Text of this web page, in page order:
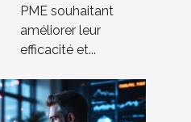
PME souhaitant
améliorer leur
efficacité et...